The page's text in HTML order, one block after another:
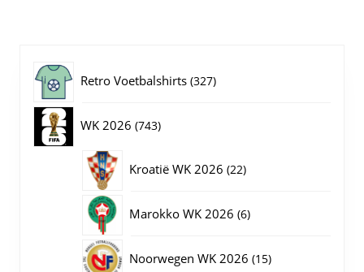
Retro Voetbalshirts 327327
WK 2026 743743
Kroatië WK 2026 2222
Marokko WK 2026 66
Noorwegen WK 2026 1515